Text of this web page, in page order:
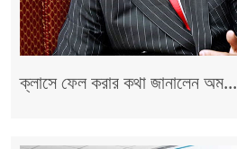
ক্লাসে ফেল করার কথা জানালেন অম...